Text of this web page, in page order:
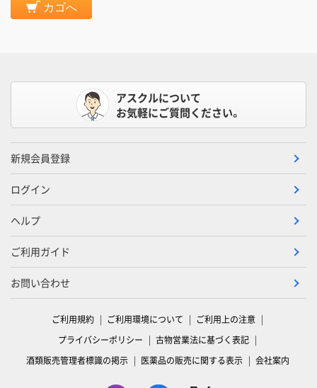
カゴへ
アスクルについて
お気軽にご質問ください。
新規会員登録
ログイン
ヘルプ
ご利用ガイド
お問い合わせ
ご利用規約 ご利用環境について
ご利用上の注意
プライバシーポリシー
古物営業法に基づく表記
酒類販売管理者標識の掲示
医薬品の販売に関する表示 会社案内